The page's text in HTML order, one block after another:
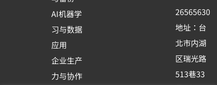
AI机器学
习与数据
应用
企业生产
力与协作
k
-
s
q
u
a
n
26565630
地址：台
北市内湖
区瑞光路
513巷33